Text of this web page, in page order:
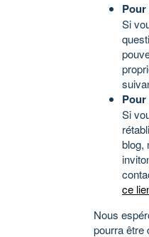
Si
Si
blog,
ce
Nous
pourra être